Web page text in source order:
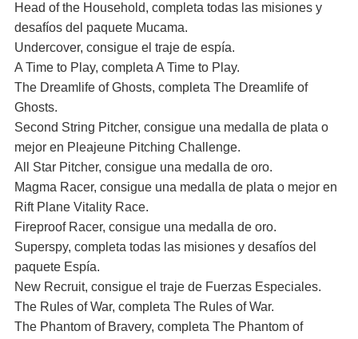
Head of the Household, completa todas las misiones y
desafíos del paquete Mucama.
Undercover, consigue el traje de espía.
A Time to Play, completa A Time to Play.
The Dreamlife of Ghosts, completa The Dreamlife of
Ghosts.
Second String Pitcher, consigue una medalla de plata o
mejor en Pleajeune Pitching Challenge.
All Star Pitcher, consigue una medalla de oro.
Magma Racer, consigue una medalla de plata o mejor en
Rift Plane Vitality Race.
Fireproof Racer, consigue una medalla de oro.
Superspy, completa todas las misiones y desafíos del
paquete Espía.
New Recruit, consigue el traje de Fuerzas Especiales.
The Rules of War, completa The Rules of War.
The Phantom of Bravery, completa The Phantom of